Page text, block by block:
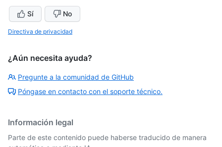
Sí No
Directiva de privacidad
¿Aún necesita ayuda?
Pregunte a la comunidad de GitHub
Póngase en contacto con el soporte técnico.
Información legal
Parte de este contenido puede haberse traducido de manera